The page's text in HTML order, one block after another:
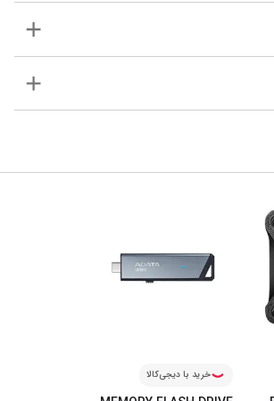
خرید با دیجی‌کالا